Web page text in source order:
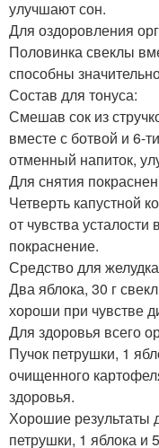
улучшают сон.
Для оздоровления
Половинка свеклы
способны
Состав для тонуса:
Смешав сок из
вместе с ботвой и 6-
отменный напиток,
Для снятия
Четверть капустной
от чувства усталости
покраснение.
Средство для
Два яблока, 30 г
хороши при чувстве
Для здоровья всего
Пучок петрушки, 1
очищенного
здоровья.
Хорошие результаты
петрушки, 1 яблока и